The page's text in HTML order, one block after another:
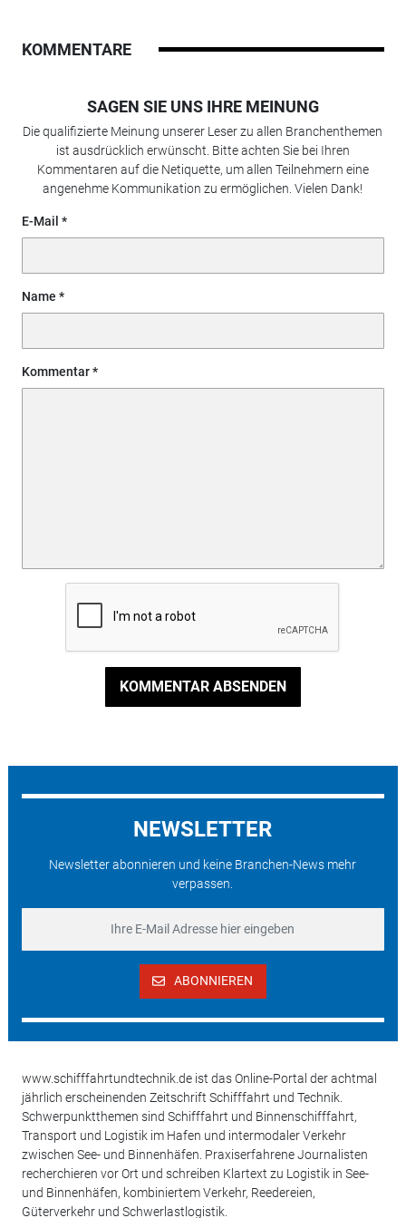
KOMMENTARE
SAGEN SIE UNS IHRE MEINUNG
Die qualifizierte Meinung unserer Leser zu allen Branchenthemen
ist ausdrücklich erwünscht. Bitte achten Sie bei Ihren
Kommentaren auf die Netiquette, um allen Teilnehmern eine
angenehme Kommunikation zu ermöglichen. Vielen Dank!
E-Mail
Name
Kommentar
KOMMENTAR ABSENDEN
NEWSLETTER
Newsletter abonnieren und keine Branchen-News mehr
verpassen.
ABONNIEREN
www.schifffahrtundtechnik.de ist das Online-Portal der achtmal
jährlich erscheinenden Zeitschrift Schifffahrt und Technik.
Schwerpunktthemen sind Schifffahrt und Binnenschifffahrt,
Transport und Logistik im Hafen und intermodaler Verkehr
zwischen See- und Binnenhäfen. Praxiserfahrene Journalisten
recherchieren vor Ort und schreiben Klartext zu Logistik in See-
und Binnenhäfen, kombiniertem Verkehr, Reedereien,
Güterverkehr und Schwerlastlogistik.